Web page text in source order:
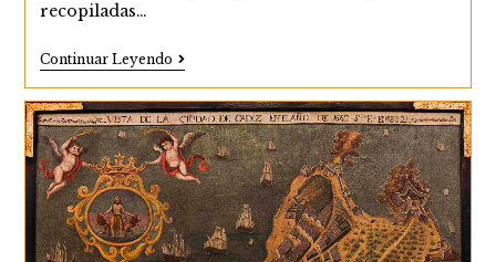
recopiladas…
Continuar LeyendoLas
Tres
Vistas
De
Cádiz
En
El
Civitates
Orbis
Terrarum